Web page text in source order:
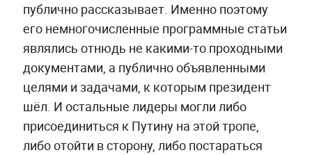
публично рассказывает. Именно поэтому
его немногочисленные программные статьи
являлись отнюдь не какими-то проходными
документами, а публично объявленными
целями и задачами, к которым президент
шёл. И остальные лидеры могли либо
присоединиться к Путину на этой тропе,
либо отойти в сторону, либо постараться